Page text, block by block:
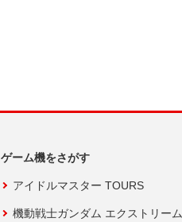
ゲーム機をさがす
アイドルマスター TOURS
機動戦士ガンダム エクストリーム